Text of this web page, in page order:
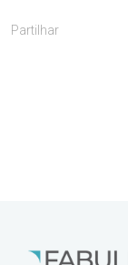
Partilhar